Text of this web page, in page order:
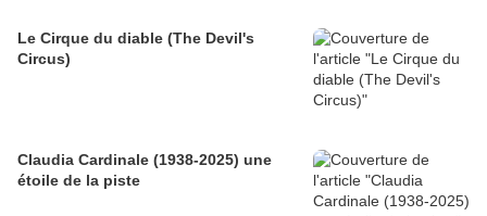
Le Cirque du diable (The Devil's
Circus)
Claudia Cardinale (1938-2025) une
étoile de la piste